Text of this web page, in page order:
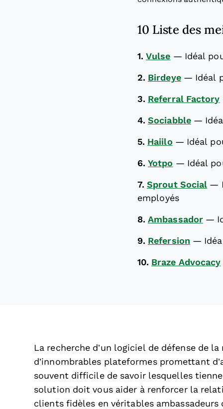
10 Liste des
1. Vulse — Idéal
2. Birdeye — Idéal
3. Referral Factory
4. Sociabble —
5. Haiilo — Idéal
6. Yotpo — Idéal
7. Sprout Social —
employés
8. Ambassador —
9. Refersion —
10. Braze Advocacy
La recherche d’un logiciel de défense de
d’innombrables plateformes promettant
souvent difficile de savoir lesquelles
solution doit vous aider à renforcer la
clients fidèles en véritables ambassadeurs